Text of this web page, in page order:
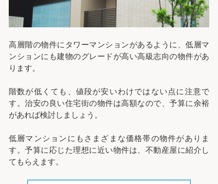
高層階の物件にタワーマンションがあるように、低層マ
ンションにも建物のグレードが高い高級志向の物件があ
ります。
階数が低くても、値段が安いわけではない点に注意で
す。治安の良い住宅街の物件は高額なので、予算に余裕
があれば検討しましょう。
低層マンションにもさまざまな価格帯の物件がありま
す。予算に応じた理想に近い物件は、不動産屋に紹介し
てもらえます。